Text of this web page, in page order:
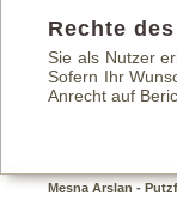
Rechte
Sie als Nutzer
Sofern Ihr
Anrecht auf
Mesna Arslan -